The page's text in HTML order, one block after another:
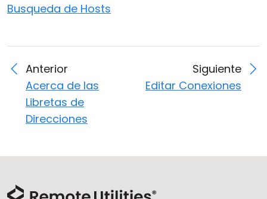
Busqueda de Hosts
Anterior
Acerca de las
Libretas de
Direcciones
Siguiente
Editar Conexiones